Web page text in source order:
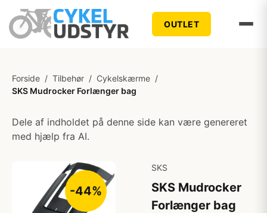
OUTLET
Forside / Tilbehør / Cykelskærme /
SKS Mudrocker Forlænger bag
Dele af indholdet på denne side kan være genereret
med hjælp fra AI.
-44%
SKS
SKS Mudrocker
Forlænger bag